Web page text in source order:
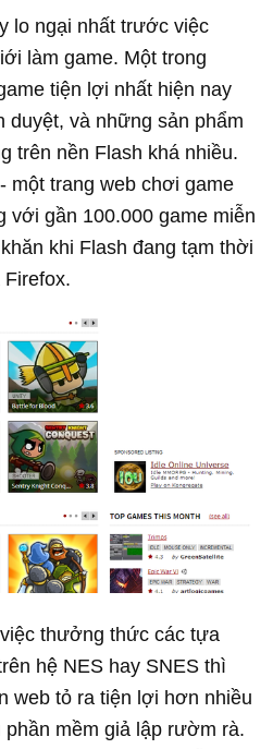
lo ngại nhất trước việc
làm game. Một trong
tiện lợi nhất hiện nay
duyệt, và những sản phẩm
trên nền Flash khá nhiều.
một trang web chơi game
với gần 100.000 game miễn
khi Flash đang tạm thời
thưởng thức các tựa
hệ NES hay SNES thì
web tỏ ra tiện lợi hơn nhiều
mềm giả lập rườm rà.